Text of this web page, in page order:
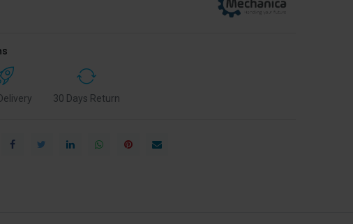
30 Days Return